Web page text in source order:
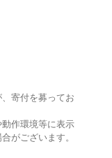
寄付を募ってお
作環境等に表示
がございます。